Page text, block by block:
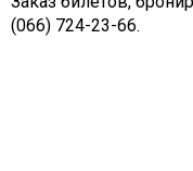
(066) 724-23-66.